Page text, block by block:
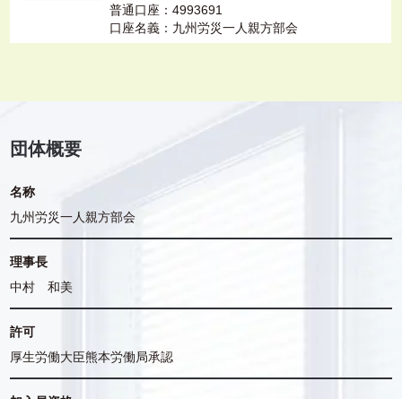
普通口座：4993691
口座名義：九州労災一人親方部会
団体概要
名称
九州労災一人親方部会
理事長
中村 和美
許可
厚生労働大臣熊本労働局承認